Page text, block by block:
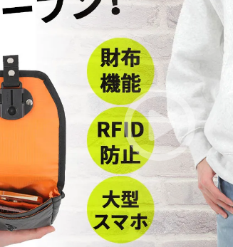
書籍・
ビジネス・起業 チャレン
まちづくり・地域活性化